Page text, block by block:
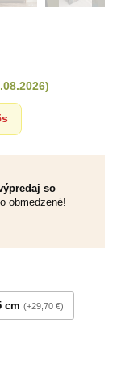
so
obmedzené!
cm +29,70 €
)